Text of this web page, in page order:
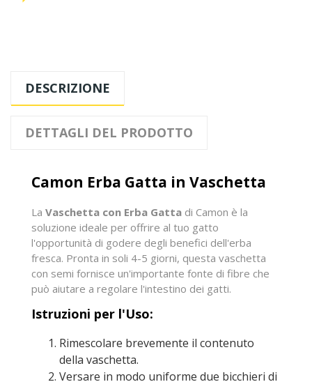
DESCRIZIONE
DETTAGLI DEL PRODOTTO
Camon Erba Gatta in Vaschetta
La Vaschetta con Erba Gatta di Camon è la
soluzione ideale per offrire al tuo gatto
l'opportunità di godere degli benefici dell'erba
fresca. Pronta in soli 4-5 giorni, questa vaschetta
con semi fornisce un'importante fonte di fibre che
può aiutare a regolare l'intestino dei gatti.
Istruzioni per l'Uso:
Rimescolare brevemente il contenuto
della vaschetta.
Versare in modo uniforme due bicchieri di